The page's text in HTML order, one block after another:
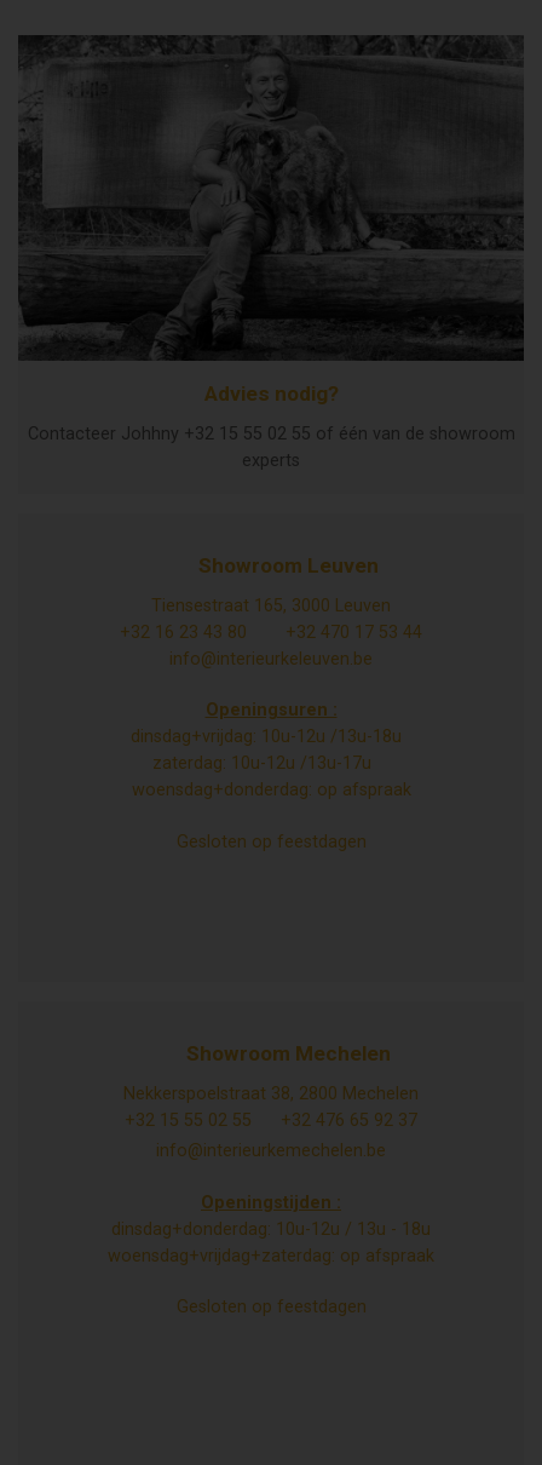
Advies nodig?
Contacteer Johhny +32 15 55 02 55 of één van de showroom
experts
Showroom Leuven
Tiensestraat 165, 3000 Leuven
+32 16 23 43 80
+32 470 17 53 44
info@interieurkeleuven.be
Openingsuren :
dinsdag+vrijdag: 10u-12u /13u-18u
zaterdag: 10u-12u /13u-17u
woensdag+donderdag: op afspraak
Gesloten op feestdagen
Showroom Mechelen
Nekkerspoelstraat 38, 2800 Mechelen
+32 15 55 02 55
+32 476 65 92 37
info@interieurkemechelen.be
Openingstijden :
dinsdag+donderdag: 10u-12u / 13u - 18u
woensdag+vrijdag+zaterdag: op afspraak
Gesloten op feestdagen